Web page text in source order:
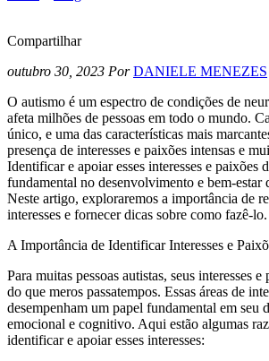
Compartilhar
outubro 30, 2023 Por DANIELE MENEZES
O autismo é um espectro de condições de
afeta milhões de pessoas em todo o mundo.
único, e uma das características mais
presença de interesses e paixões intensas e
Identificar e apoiar esses interesses e paixões
fundamental no desenvolvimento e bem-estar
Neste artigo, exploraremos a importância de
interesses e fornecer dicas sobre como fazê-lo.
A Importância de Identificar Interesses e
Para muitas pessoas autistas, seus interesses
do que meros passatempos. Essas áreas de
desempenham um papel fundamental em seu
emocional e cognitivo. Aqui estão algumas
identificar e apoiar esses interesses: